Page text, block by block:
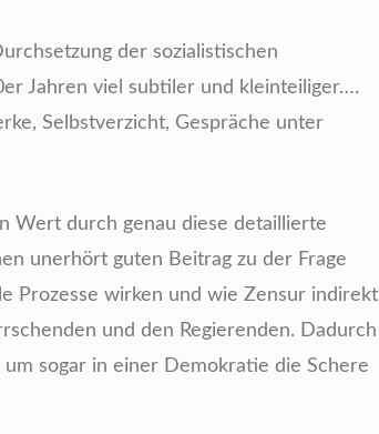
der sozialistischen
Jahren viel subtiler und kleinteiliger….
Selbstverzicht, Gespräche unter
Wert durch genau diese detaillierte
unerhört guten Beitrag zu der Frage
Prozesse wirken und wie Zensur indirekt
und den Regierenden. Dadurch
sogar in einer Demokratie die Schere